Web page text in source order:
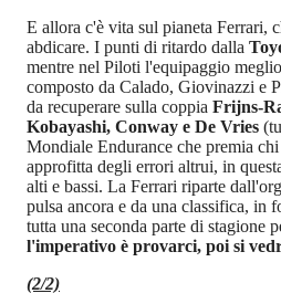
E allora c'è vita sul pianeta Ferrari,
abdicare. I punti di ritardo dalla
mentre nel Piloti l'equipaggio
composto da Calado, Giovinazzi e
da recuperare sulla coppia Frijns-
Kobayashi, Conway e De Vries
Mondiale Endurance che premia
approfitta degli errori altrui, in
alti e bassi. La Ferrari riparte
pulsa ancora e da una classifica, in
tutta una seconda parte di stagione
l'imperativo è provarci, poi si
(2/2)